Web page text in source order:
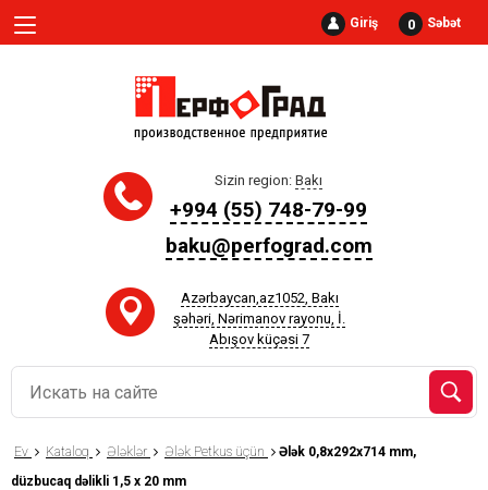
Giriş 0 Səbət
Sizin region: Bakı
+994 (55) 748-79-99
baku@perfograd.com
Azərbaycan,az1052, Bakı
şəhəri, Nərimanov rayonu, İ.
Abışov küçəsi 7
Ev Kataloq Ələklər Ələk Petkus üçün
Ələk 0,8x292x714 mm,
düzbucaq dəlikli 1,5 x 20 mm